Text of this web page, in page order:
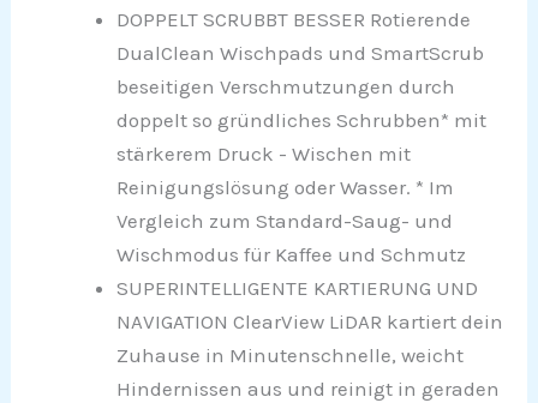
DOPPELT SCRUBBT BESSER Rotierende
DualClean Wischpads und SmartScrub
beseitigen Verschmutzungen durch
doppelt so gründliches Schrubben* mit
stärkerem Druck - Wischen mit
Reinigungslösung oder Wasser. * Im
Vergleich zum Standard-Saug- und
Wischmodus für Kaffee und Schmutz
SUPERINTELLIGENTE KARTIERUNG UND
NAVIGATION ClearView LiDAR kartiert dein
Zuhause in Minutenschnelle, weicht
Hindernissen aus und reinigt in geraden